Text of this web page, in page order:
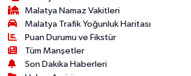
Malatya Namaz Vakitleri
Malatya Trafik Yoğunluk Haritası
Puan Durumu ve Fikstür
Tüm Manşetler
Son Dakika Haberleri